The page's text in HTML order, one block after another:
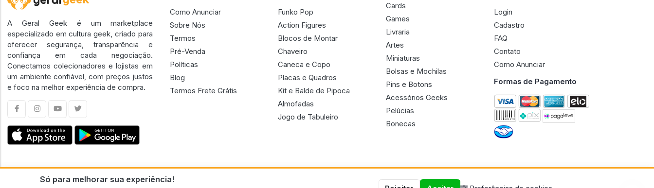
Só para melhorar sua experiência!
A Geral Geek é um marketplace
especializado em cultura geek, criado para
oferecer segurança, transparência e
confiança em cada negociação.
Conectamos colecionadores e lojistas em
um ambiente confiável, com preços justos
e foco na melhor experiência de compra.
Como Anunciar
Sobre Nós
Termos
Pré-Venda
Políticas
Blog
Termos Frete Grátis
Funko Pop
Action Figures
Blocos de Montar
Chaveiro
Caneca e Copo
Placas e Quadros
Kit e Balde de Pipoca
Almofadas
Jogo de Tabuleiro
Cards
Games
Livraria
Artes
Miniaturas
Bolsas e Mochilas
Pins e Botons
Acessórios Geeks
Pelúcias
Bonecas
Login
Cadastro
FAQ
Contato
Como Anunciar
Formas de Pagamento
CNPJ n.º 30.220.458/0001-17 - GERAL GEEK PORTAL ELETRONICO LTDA.